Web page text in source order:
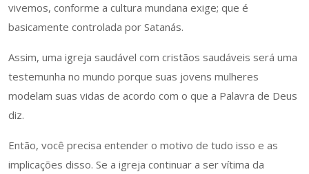
vivemos, conforme a cultura mundana exige; que é
basicamente controlada por Satanás.
Assim, uma igreja saudável com cristãos saudáveis ​​será uma
testemunha no mundo porque suas jovens mulheres
modelam suas vidas de acordo com o que a Palavra de Deus
diz.
Então, você precisa entender o motivo de tudo isso e as
implicações disso. Se a igreja continuar a ser vítima da